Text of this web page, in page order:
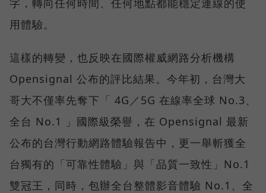
用體驗。
這樣的轉變，也反映在國際權威網路分析機構
Opensignal 公布的評比結果。今年初，台灣大
哥大不僅率先奪下「 4G／5G 在線率全球 No.3、
全台 No.1 」國際級榮譽，在 Opensignal 最新
公布的台灣行動網路體驗報告中，更一舉斬獲全
台獨有的「可靠性體驗」與「品質一致性」No.1
雙冠王，同時，包辦全台整體影音體驗 No.1、全